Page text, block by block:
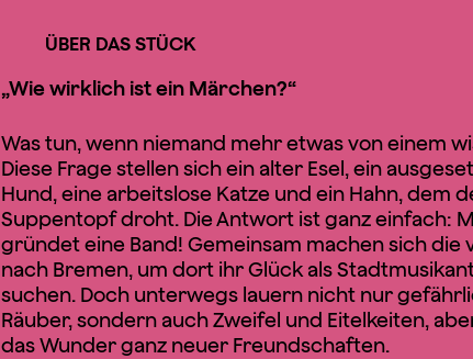
ÜBER DAS STÜCK
„Wie wirklich ist ein Märchen?“
Was tun, wenn niemand mehr etwas von einem
Diese Frage stellen sich ein alter Esel, ein
Hund, eine arbeitslose Katze und ein Hahn, dem
Suppentopf droht. Die Antwort ist ganz einfach:
gründet eine Band! Gemeinsam machen sich die
nach Bremen, um dort ihr Glück als
suchen. Doch unterwegs lauern nicht nur
Räuber, sondern auch Zweifel und Eitelkeiten,
das Wunder ganz neuer Freundschaften.